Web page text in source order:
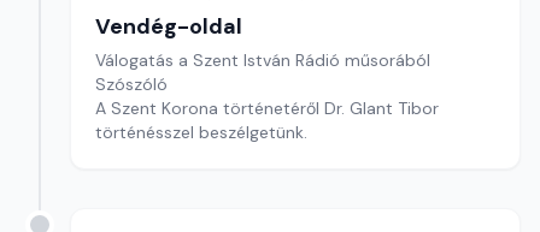
Vendég-oldal
Válogatás a Szent István Rádió műsorából
Szószóló
A Szent Korona történetéről Dr. Glant Tibor
történésszel beszélgetünk.